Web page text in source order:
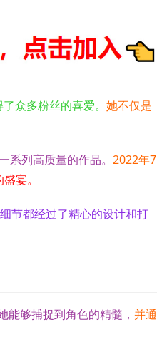
众多粉丝的喜爱。 她不仅是
系列高质量的作品。 2022年7
宴。
节都经过了精心的设计和打
能够捕捉到角色的精髓， 并通